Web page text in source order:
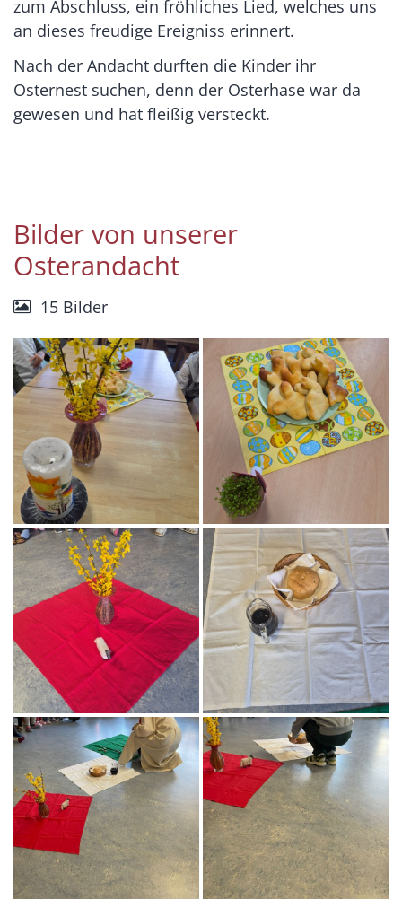
zum Abschluss, ein fröhliches Lied, welches uns
an dieses freudige Ereigniss erinnert.
Nach der Andacht durften die Kinder ihr
Osternest suchen, denn der Osterhase war da
gewesen und hat fleißig versteckt.
Bilder von unserer
Osterandacht
15 Bilder